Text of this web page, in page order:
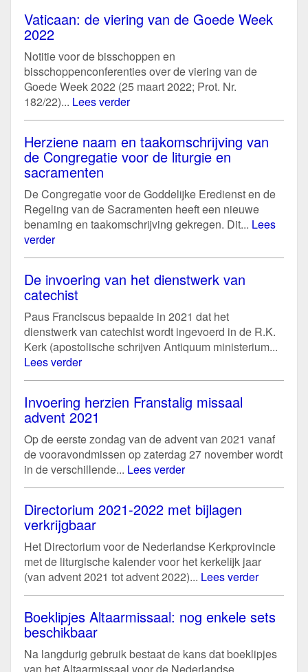
Vaticaan: de viering van de Goede Week
2022
Notitie voor de bisschoppen en
bisschoppenconferenties over de viering van de
Goede Week 2022 (25 maart 2022; Prot. Nr.
182/22)... Lees verder
Herziene naam en taakomschrijving van
de Congregatie voor de liturgie en
sacramenten
De Congregatie voor de Goddelijke Eredienst en de
Regeling van de Sacramenten heeft een nieuwe
benaming en taakomschrijving gekregen. Dit... Lees
verder
De invoering van het dienstwerk van
catechist
Paus Franciscus bepaalde in 2021 dat het
dienstwerk van catechist wordt ingevoerd in de R.K.
Kerk (apostolische schrijven Antiquum ministerium...
Lees verder
Invoering herzien Franstalig missaal
advent 2021
Op de eerste zondag van de advent van 2021 vanaf
de vooravondmissen op zaterdag 27 november wordt
in de verschillende... Lees verder
Directorium 2021-2022 met bijlagen
verkrijgbaar
Het Directorium voor de Nederlandse Kerkprovincie
met de liturgische kalender voor het kerkelijk jaar
(van advent 2021 tot advent 2022)... Lees verder
Boeklipjes Altaarmissaal: nog enkele sets
beschikbaar
Na langdurig gebruik bestaat de kans dat boeklipjes